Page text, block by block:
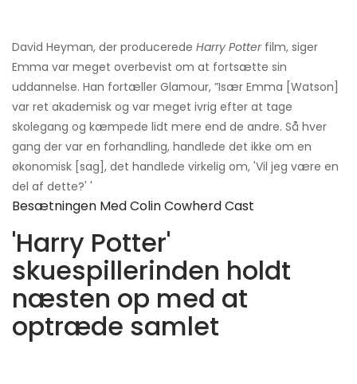
David Heyman, der producerede Harry Potterfilm, siger
Emma var meget overbevist om at fortsætte sin
uddannelse. Han fortæller Glamour, ”Især Emma [Watson]
var ret akademisk og var meget ivrig efter at tage
skolegang og kæmpede lidt mere end de andre. Så hver
gang der var en forhandling, handlede det ikke om en
økonomisk [sag], det handlede virkelig om, 'Vil jeg være en
del af dette?' '
Besætningen Med Colin Cowherd Cast
'Harry Potter'
skuespillerinden holdt
næsten op med at
optræde samlet